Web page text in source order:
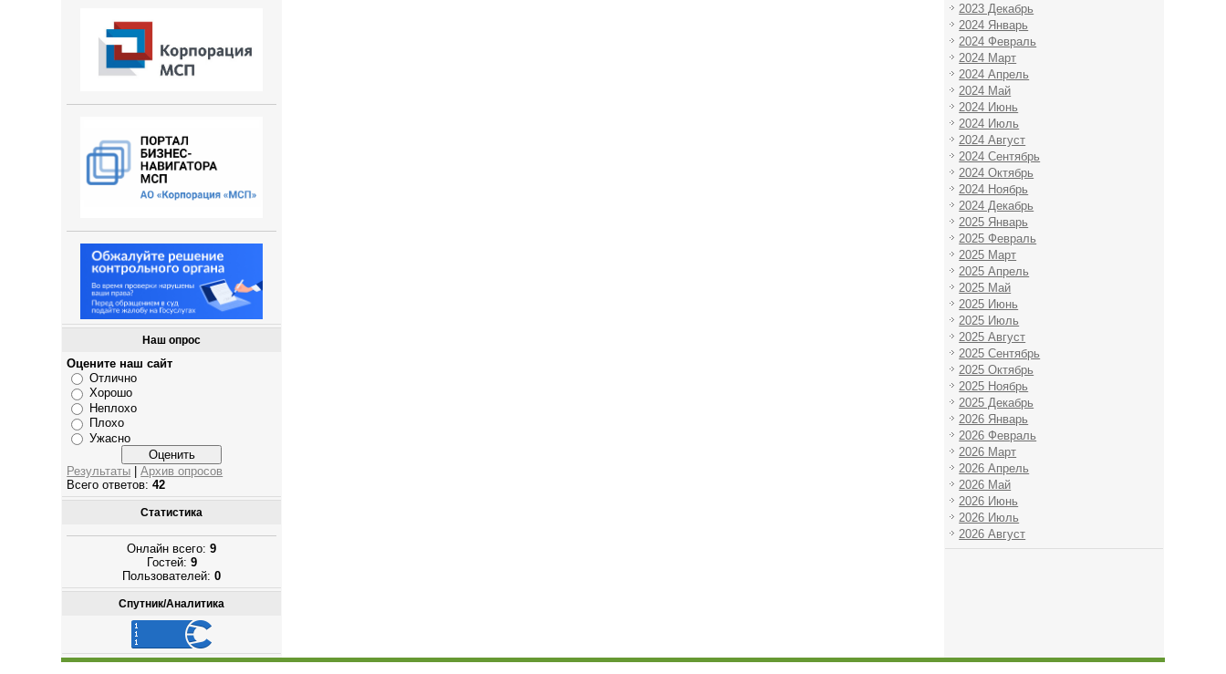
Наш опрос
Оцените наш сайт
Отлично
Хорошо
Неплохо
Плохо
Ужасно
Результаты |Архив опросов
Всего ответов:42
Статистика
Онлайн всего:9
Гостей: 9
Пользователей:0
Спутник/Аналитика
2023 Декабрь
2024 Январь
2024 Февраль
2024 Март
2024 Апрель
2024 Май
2024 Июнь
2024 Июль
2024 Август
2024 Сентябрь
2024 Октябрь
2024 Ноябрь
2024 Декабрь
2025 Январь
2025 Февраль
2025 Март
2025 Апрель
2025 Май
2025 Июнь
2025 Июль
2025 Август
2025 Сентябрь
2025 Октябрь
2025 Ноябрь
2025 Декабрь
2026 Январь
2026 Февраль
2026 Март
2026 Апрель
2026 Май
2026 Июнь
2026 Июль
2026 Август